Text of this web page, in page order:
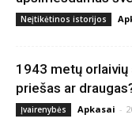
Neįtikėtinos istorijos
1943 metų
priešas ar
Įvairenybės Apkasai -